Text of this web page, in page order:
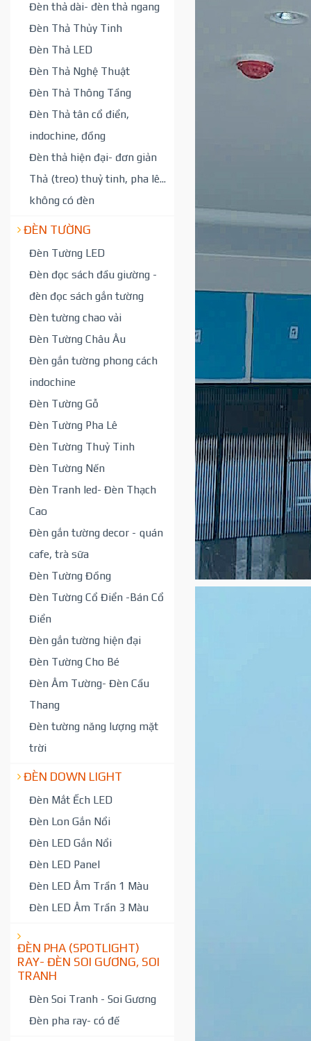
Đèn thả dài- đèn thả ngang
Đèn Thả Thủy Tinh
Đèn Thả LED
Đèn Thả Nghệ Thuật
Đèn Thả Thông Tầng
Đèn Thả tân cổ điển,
indochine, đồng
Đèn thả hiện đại- đơn giản
Thả (treo) thuỷ tinh, pha lê...
không có đèn
ĐÈN TƯỜNG
Đèn Tường LED
Đèn đọc sách đầu giường -
đèn đọc sách gắn tường
Đèn tường chao vải
Đèn Tường Châu Âu
Đèn gắn tường phong cách
indochine
Đèn Tường Gỗ
Đèn Tường Pha Lê
Đèn Tường Thuỷ Tinh
Đèn Tường Nến
Đèn Tranh led- Đèn Thạch
Cao
Đèn gắn tường decor - quán
cafe, trà sữa
Đèn Tường Đồng
Đèn Tường Cổ Điển -Bán Cổ
Điển
Đèn gắn tường hiện đại
Đèn Tường Cho Bé
Đèn Âm Tường- Đèn Cầu
Thang
Đèn tường năng lượng mặt
trời
ĐÈN DOWN LIGHT
Đèn Mắt Ếch LED
Đèn Lon Gắn Nổi
Đèn LED Gắn Nổi
Đèn LED Panel
Đèn LED Âm Trần 1 Màu
Đèn LED Âm Trần 3 Màu
ĐÈN PHA (SPOTLIGHT)
RAY- ĐÈN SOI GƯƠNG, SOI
TRANH
Đèn Soi Tranh - Soi Gương
Đèn pha ray- có đế